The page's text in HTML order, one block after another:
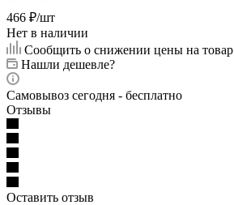
466 ₽/шт
Нет в наличии
Сообщить о снижении цены на товар
Нашли дешевле?
Самовывоз сегодня - бесплатно
Отзывы
Оставить отзыв